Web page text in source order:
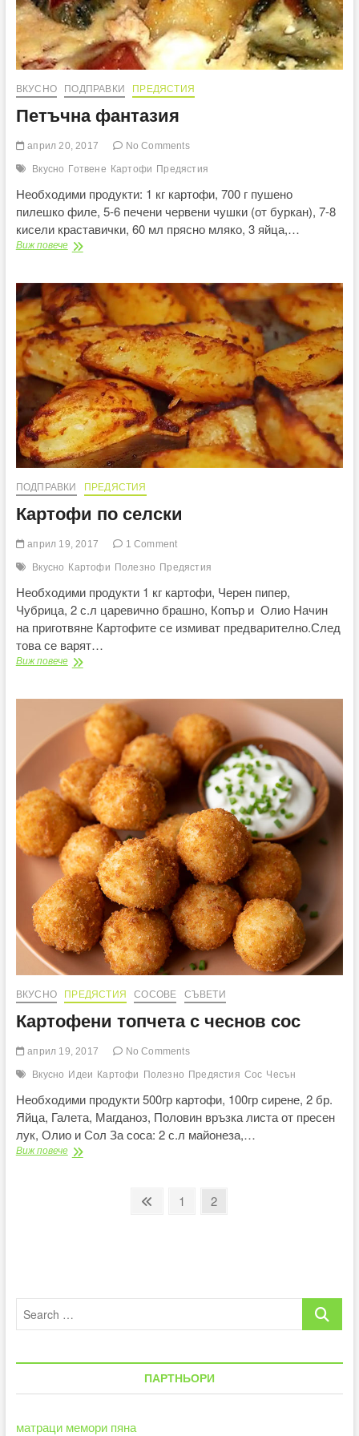
ВКУСНО ПОДПРАВКИ ПРЕДЯСТИЯ
Петъчна фантазия
април 20, 2017 No Comments
Вкусно Готвене Картофи Предястия
Необходими продукти: 1 кг картофи, 700 г пушено
пилешко филе, 5-6 печени червени чушки (от буркан), 7-8
кисели краставички, 60 мл прясно мляко, 3 яйца,…
Виж повечеПетъчна
ПОДПРАВКИ ПРЕДЯСТИЯ
Картофи по селски
април 19, 2017 1 Comment
Вкусно Картофи Полезно Предястия
Необходими продукти 1 кг картофи, Черен пипер,
Чубрица, 2 с.л царевично брашно, Копър и Олио Начин
на приготвяне Картофите се измиват предварително.След
това се варят…
Виж повечеКартофи
ВКУСНО ПРЕДЯСТИЯ СОСОВЕ СЪВЕТИ
Картофени топчета с чеснов сос
април 19, 2017 No Comments
Вкусно Идеи Картофи Полезно Предястия Сос Чесън
Необходими продукти 500гр картофи, 100гр сирене, 2 бр.
Яйца, Галета, Магданоз, Половин връзка листа от пресен
лук, Олио и Сол За соса: 2 с.л майонеза,…
Виж повечеКартофени
страници
Previous
Page
1 Page
2
Search
ПАРТНЬОРИ
матраци мемори пяна